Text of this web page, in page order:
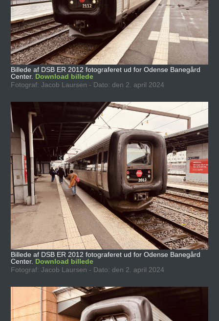
Billede af DSB ER 2012 fotograferet ud for Odense Banegård
Center. Download billede
Fotograf: Jacob Laursen - Dato: den 2. april 2024
Billede af DSB ER 2012 fotograferet ud for Odense Banegård
Center. Download billede
Fotograf: Jacob Laursen - Dato: den 2. april 2024